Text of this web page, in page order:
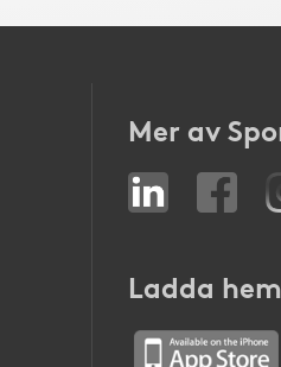
Mer av
Ladda